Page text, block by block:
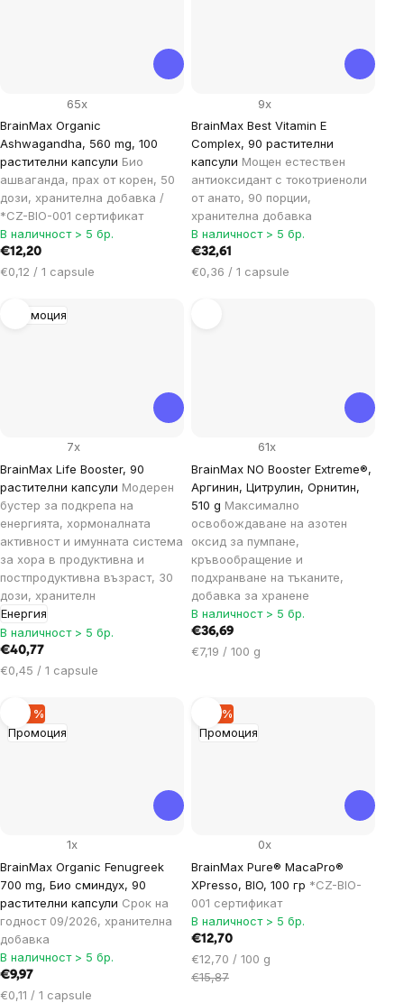
BrainMax Organic
Ashwagandha, 560 mg, 100
растителни капсули Био
ашваганда, прах от корен, 50
дози, хранителна добавка /
*CZ-BIO-001 сертификат
65x
В наличност > 5 бр.
€12,20
Цена
мярка:
€0,12 / 1 capsule
BrainMax Best Vitamin E
Complex, 90 растителни
капсули Мощен естествен
антиоксидант с токотриеноли
от анато, 90 порции,
хранителна добавка
9x
В наличност > 5 бр.
€32,61
Цена
€0,36 / 1 capsule
Промоция
BrainMax Life Booster, 90
растителни капсули Модерен
бустер за подкрепа на
енергията, хормоналната
активност и имунната система
за хора в продуктивна и
постпродуктивна възраст, 30
дози, хранителн
Енергия
7x
В наличност > 5 бр.
€40,77
Цена
мярка:
€0,45 / 1 capsule
BrainMax NO Booster Extreme®,
Аргинин, Цитрулин, Орнитин,
510 g Максимално
освобождаване на азотен
оксид за пумпане,
кръвообращение и
подхранване на тъканите,
добавка за хранене
61x
В наличност > 5 бр.
€36,69
Цена
€7,19 / 100 g
Промоция
–29 %
BrainMax Organic Fenugreek
700 mg, Био сминдух, 90
растителни капсули Срок на
годност 09/2026, хранителна
добавка
1x
В наличност > 5 бр.
€9,97
Цена
€0,11 / 1 capsule
Промоция
–19 %
BrainMax Pure® MacaPro®
XPresso, BIO, 100 гр *CZ-BIO-
001 сертификат
0x
В наличност > 5 бр.
€12,70
Цена
за
€12,70 / 100 g
€15,87